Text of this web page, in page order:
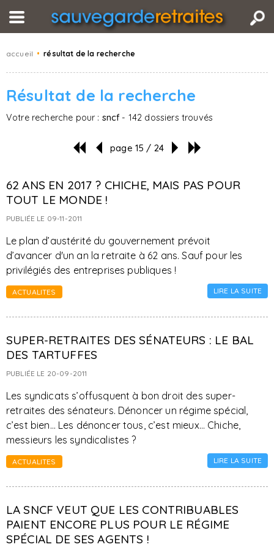
accueil • résultat de la recherche
Résultat de la recherche
Votre recherche pour : sncf- 142 dossiers trouvés
page 15 / 24
62 ANS EN 2017 ? CHICHE, MAIS PAS POUR
TOUT LE MONDE !
PUBLIÉE LE 09-11-2011
Le plan d’austérité du gouvernement prévoit
d’avancer d'un an la retraite à 62 ans. Sauf pour les
privilégiés des entreprises publiques !
ACTUALITES LIRE LA SUITE
SUPER-RETRAITES DES SÉNATEURS : LE BAL
DES TARTUFFES
PUBLIÉE LE 20-09-2011
Les syndicats s’offusquent à bon droit des super-
retraites des sénateurs. Dénoncer un régime spécial,
c’est bien… Les dénoncer tous, c’est mieux… Chiche,
messieurs les syndicalistes ?
ACTUALITES LIRE LA SUITE
LA SNCF VEUT QUE LES CONTRIBUABLES
PAIENT ENCORE PLUS POUR LE RÉGIME
SPÉCIAL DE SES AGENTS !